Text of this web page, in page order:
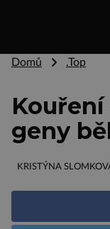
Domů .Top
geny
KRISTÝNA